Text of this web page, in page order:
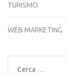
TURISMO
WEB MARKETING
Ricerca